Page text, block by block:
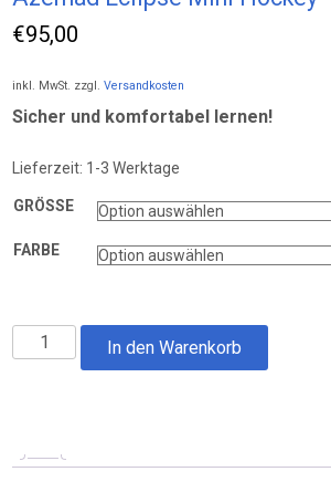
€95,00
inkl. MwSt. zzgl.Versandkosten
Sicher und komfortabel lernen!
Lieferzeit: 1-3 Werktage
GRÖSSE
FARBE
Azemad
Eclipse
Set
In den Warenkorb